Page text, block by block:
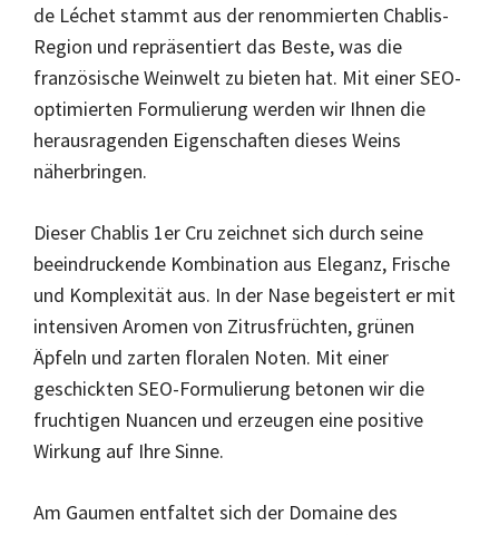
de Léchet stammt aus der renommierten Chablis-
Region und repräsentiert das Beste, was die
französische Weinwelt zu bieten hat. Mit einer SEO-
optimierten Formulierung werden wir Ihnen die
herausragenden Eigenschaften dieses Weins
näherbringen.
Dieser Chablis 1er Cru zeichnet sich durch seine
beeindruckende Kombination aus Eleganz, Frische
und Komplexität aus. In der Nase begeistert er mit
intensiven Aromen von Zitrusfrüchten, grünen
Äpfeln und zarten floralen Noten. Mit einer
geschickten SEO-Formulierung betonen wir die
fruchtigen Nuancen und erzeugen eine positive
Wirkung auf Ihre Sinne.
Am Gaumen entfaltet sich der Domaine des